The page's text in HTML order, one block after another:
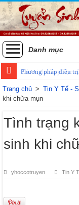
Danh mục
Phương pháp điều
Trang chủ > Tin Y Tế -
khi chữa mụn
Tình trạng
sinh khi
yhoccotruyen Tin Y